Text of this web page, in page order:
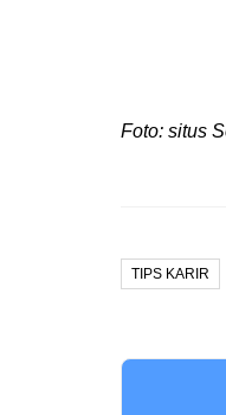
Foto: situs
TIPS KARIR